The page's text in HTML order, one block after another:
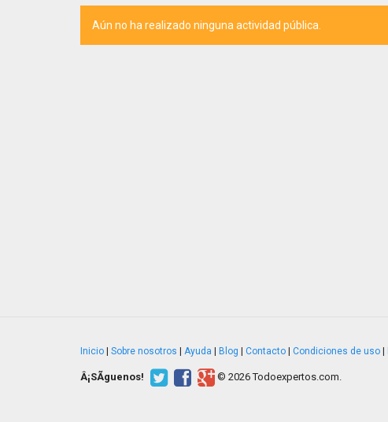
Aún no ha realizado ninguna actividad pública.
Inicio Sobre nosotros Ayuda Blog Contacto Condiciones de uso
Â¡SÃ­guenos! © 2026 Todoexpertos.com.